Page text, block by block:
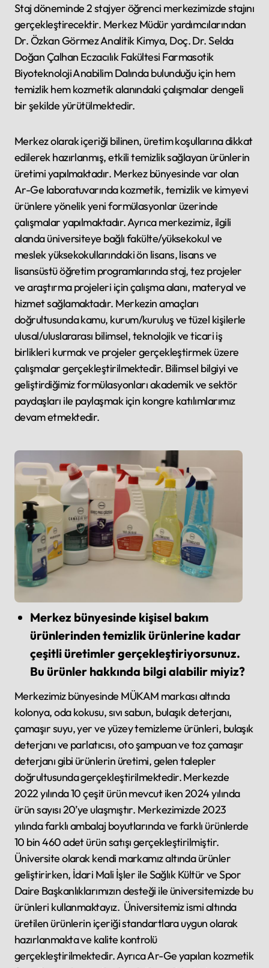
Staj döneminde 2 stajyer öğrenci merkezimizde stajını
gerçekleştirecektir. Merkez Müdür yardımcılarından
Dr. Özkan Görmez Analitik Kimya, Doç. Dr. Selda
Doğan Çalhan Eczacılık Fakültesi Farmasotik
Biyoteknoloji Anabilim Dalında bulunduğu için hem
temizlik hem kozmetik alanındaki çalışmalar dengeli
bir şekilde yürütülmektedir.
Merkez olarak içeriği bilinen, üretim koşullarına dikkat
edilerek hazırlanmış, etkili temizlik sağlayan ürünlerin
üretimi yapılmaktadır. Merkez bünyesinde var olan
Ar-Ge laboratuvarında kozmetik, temizlik ve kimyevi
ürünlere yönelik yeni formülasyonlar üzerinde
çalışmalar yapılmaktadır. Ayrıca merkezimiz, ilgili
alanda üniversiteye bağlı fakülte/yüksekokul ve
meslek yüksekokullarındaki ön lisans, lisans ve
lisansüstü öğretim programlarında staj, tez projeler
ve araştırma projeleri için çalışma alanı, materyal ve
hizmet sağlamaktadır. Merkezin amaçları
doğrultusunda kamu, kurum/kuruluş ve tüzel kişilerle
ulusal/uluslararası bilimsel, teknolojik ve ticari iş
birlikleri kurmak ve projeler gerçekleştirmek üzere
çalışmalar gerçekleştirilmektedir. Bilimsel bilgiyi ve
geliştirdiğimiz formülasyonları akademik ve sektör
paydaşları ile paylaşmak için kongre katılımlarımız
devam etmektedir.
Merkez bünyesinde kişisel bakım
ürünlerinden temizlik ürünlerine kadar
çeşitli üretimler gerçekleştiriyorsunuz.
Bu ürünler hakkında bilgi alabilir miyiz?
Merkezimiz bünyesinde MÜKAM markası altında
kolonya, oda kokusu, sıvı sabun, bulaşık deterjanı,
çamaşır suyu, yer ve yüzey temizleme ürünleri, bulaşık
deterjanı ve parlatıcısı, oto şampuan ve toz çamaşır
deterjanı gibi ürünlerin üretimi, gelen talepler
doğrultusunda gerçekleştirilmektedir. Merkezde
2022 yılında 10 çeşit ürün mevcut iken 2024 yılında
ürün sayısı 20’ye ulaşmıştır. Merkezimizde 2023
yılında farklı ambalaj boyutlarında ve farklı ürünlerde
10 bin 460 adet ürün satışı gerçekleştirilmiştir.
Üniversite olarak kendi markamız altında ürünler
geliştirirken, İdari Mali İşler ile Sağlık Kültür ve Spor
Daire Başkanlıklarımızın desteği ile üniversitemizde bu
ürünleri kullanmaktayız. Üniversitemiz ismi altında
üretilen ürünlerin içeriği standartlara uygun olarak
hazırlanmakta ve kalite kontrolü
gerçekleştirilmektedir. Ayrıca Ar-Ge yapılan kozmetik